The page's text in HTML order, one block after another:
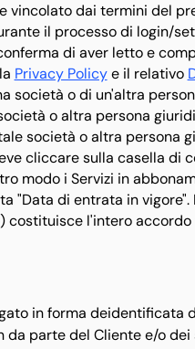
vincolato dai termini del
il processo di login/
di aver letto e
Privacy Policye il relativo
società o di un'altra
o altra persona
società o altra persona
cliccare sulla casella di
modo i Servizi in
"Data di entrata in vigore".
costituisce l'intero
in forma deidentificata
da parte del Cliente e/o dei